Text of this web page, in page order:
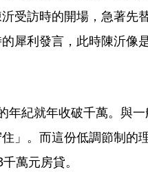
受訪時的開場，急著先
犀利發言，此時陳沂像
年紀就年收破千萬。與
」。而這份低調節制的
萬元房貸。